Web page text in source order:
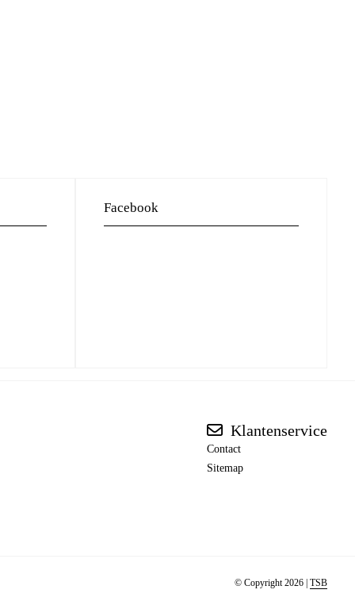
Facebook
Klantenservice
Contact
Sitemap
© Copyright 2026 | TSB